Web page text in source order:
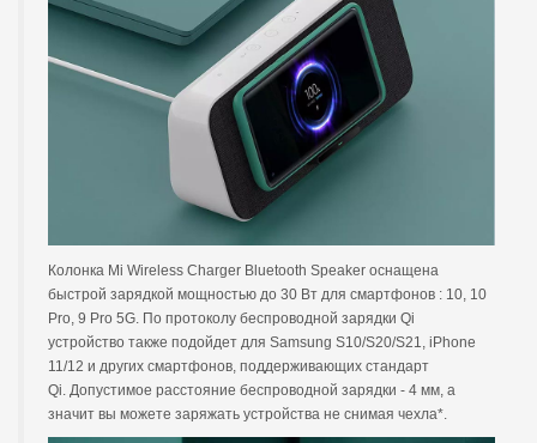
Колонка Mi Wireless Charger Bluetooth Speaker оснащена
быстрой зарядкой мощностью до 30 Вт для смартфонов : 10, 10
Pro, 9 Pro 5G. По протоколу беспроводной зарядки Qi
устройство также подойдет для Samsung S10/S20/S21, iPhone
11/12 и других смартфонов, поддерживающих стандарт
Qi. Допустимое расстояние беспроводной зарядки - 4 мм, а
значит вы можете заряжать устройства не снимая чехла*.